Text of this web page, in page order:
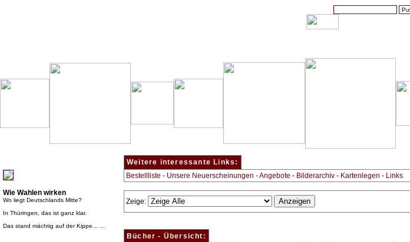
Wie Wahlen wirken
Wo liegt Deutschlands Mitte?
In Thüringen, das ist ganz klar.
Das stand mächtig auf der Kippe... ...
Weitere interessante Links:
Bestellliste - Unsere Neuerscheinungen -Angebote - Bilderarchiv - Kartenlegen - Links
Zeige:
Bücher - Übersicht: